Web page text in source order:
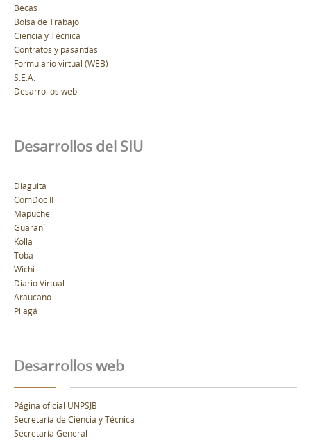
Becas
Bolsa de Trabajo
Ciencia y Técnica
Contratos y pasantías
Formulario virtual (WEB)
S.E.A.
Desarrollos web
Desarrollos del SIU
Diaguita
ComDoc II
Mapuche
Guaraní
Kolla
Toba
Wichi
Diario Virtual
Araucano
Pilagá
Desarrollos web
Página oficial UNPSJB
Secretaría de Ciencia y Técnica
Secretaría General